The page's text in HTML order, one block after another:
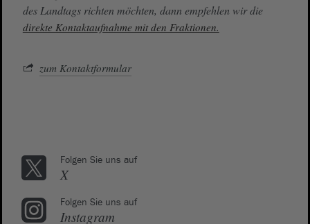
des Landtags richten möchten, dann empfehlen wir die
direkte Kontaktaufnahme mit den Fraktionen.
zum Kontaktformular
Folgen Sie uns auf
X
Folgen Sie uns auf
Instagram